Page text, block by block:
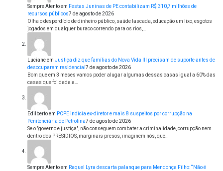
Sempre Atentoem Festas Juninas de PE contabilizam R$ 310,7 milhões de
recursos públicos7 de agosto de 2026
Olha o desperdício de dinheiro público, saúde lascada, educação um lixo, esgotos
jogados em qualquer buraco correndo para os rios,…
Lucianeem Justiça diz que famílias do Nova Vida III precisam de suporte antes de
desocuparem residencial 7 de agosto de 2026
Bom que em 3 meses vamos poder alugar algumas dessas casas igual a 60% das
casas que foi dada a…
Edilbertoem PCPE indicia ex-diretor e mais 8 suspeitos por corrupção na
Penitenciária de Petrolina7 de agosto de 2026
Se o "governo e justiça", não conseguem combater a criminalidade, corrupção nem
dentro dos PRESIDIOS, marginais presos, imaginem nós, que…
Sempre Atentoem Raquel Lyra descarta palanque para Mendonça Filho: “Não é